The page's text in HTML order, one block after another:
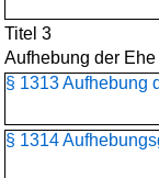
Titel 3
Aufhebung der Ehe
§ 1313 Aufhebung
§ 1314